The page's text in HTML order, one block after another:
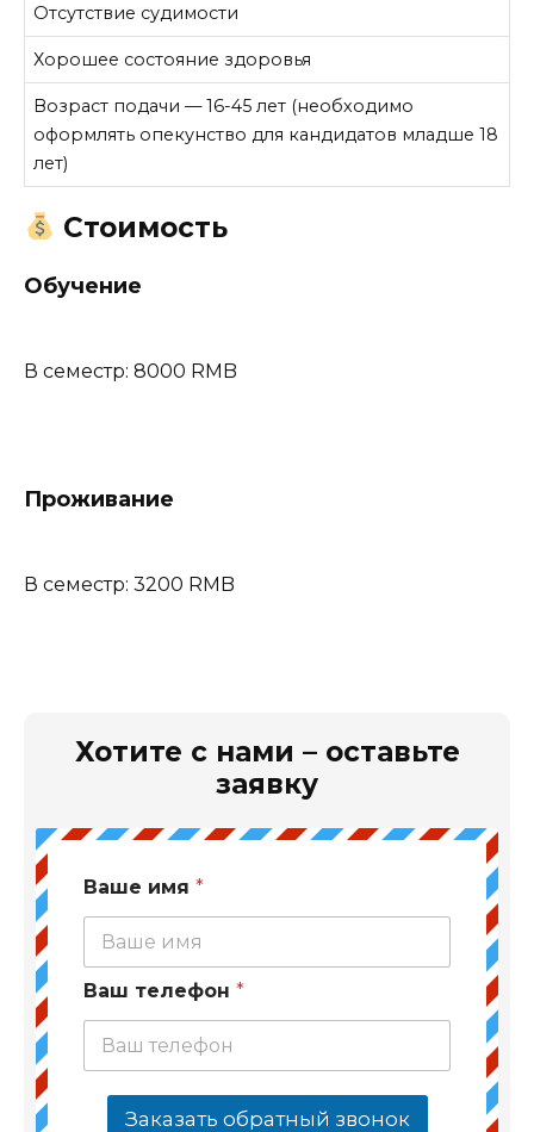
Отсутствие судимости
Хорошее состояние здоровья
Возраст подачи — 16-45 лет (необходимо
оформлять опекунство для кандидатов младше 18
лет)
Стоимость
Обучение
В семестр: 8000 RMB
Проживание
В семестр: 3200 RMB
Хотите с нами – оставьте
заявку
Ваше имя *
Ваш телефон *
Заказать обратный звонок